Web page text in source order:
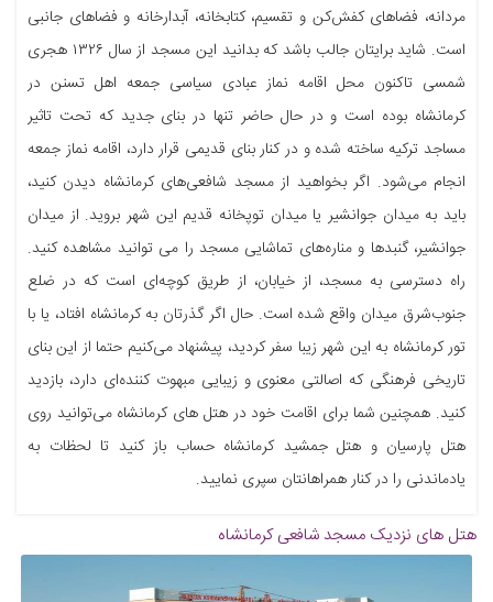
مردانه، فضاهای کفش‌کن و تقسیم، کتابخانه، آبدارخانه و فضاهای جانبی
است. شاید برایتان جالب باشد که بدانید این مسجد از سال ۱۳۲۶ هجری
شمسی تاکنون محل اقامه نماز عبادی سیاسی جمعه اهل تسنن در
کرمانشاه بوده است و در حال حاضر تنها در بنای جدید که تحت تاثیر
مساجد ترکیه ساخته شده و در کنار بنای قدیمی قرار دارد، اقامه نماز جمعه
انجام می‌شود. اگر بخواهید از مسجد شافعی‌های کرمانشاه دیدن کنید،
باید به میدان جوانشیر یا میدان توپخانه قدیم این شهر بروید. از میدان
جوانشیر، گنبدها و مناره‌های تماشایی مسجد را می توانید مشاهده کنید.
راه دسترسی به مسجد، از خیابان، از طریق کوچه‌ای است که در ضلع
جنوب‌شرق میدان واقع شده است. حال اگر گذرتان به کرمانشاه افتاد، یا با
تور کرمانشاه به این شهر زیبا سفر کردید، پیشنهاد می‌کنیم حتما از این بنای
تاریخی فرهنگی که اصالتی معنوی و زیبایی مبهوت کننده‌ای دارد، بازدید
کنید. همچنین شما برای اقامت خود در هتل های کرمانشاه می‌توانید روی
هتل پارسیان و هتل جمشید کرمانشاه حساب باز کنید تا لحظات به
یادماندنی را در کنار همراهانتان سپری نمایید.
هتل های نزدیک مسجد شافعی کرمانشاه